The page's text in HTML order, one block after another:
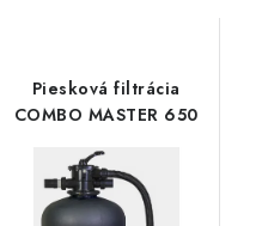
Piesková filtrácia
COMBO MASTER 650